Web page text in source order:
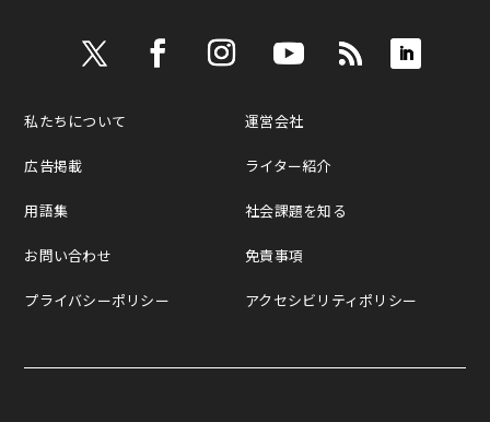
私たちについて
広告掲載
用語集
お問い合わせ
プライバシーポリシー
運営会社
ライター紹介
社会課題を知る
免責事項
アクセシビリティポリシー